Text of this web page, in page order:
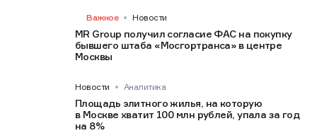
Важное Новости
MR Group получил согласие ФАС на покупку
бывшего штаба «Мосгортранса» в центре
Москвы
Новости Аналитика
Площадь элитного жилья, на которую
в Москве хватит 100 млн рублей, упала за год
на 8%